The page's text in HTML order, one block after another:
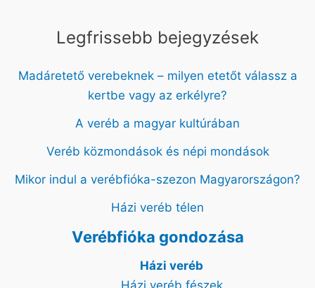
Legfrissebb bejegyzések
Madáretető verebeknek – milyen etetőt válassz a
kertbe vagy az erkélyre?
A veréb a magyar kultúrában
Veréb közmondások és népi mondások
Mikor indul a verébfióka-szezon Magyarországon?
Házi veréb télen
Verébfióka gondozása
Házi veréb
Házi veréb fészek